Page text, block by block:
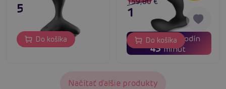
51,80 €
Do košíka 02 dní 13 hodín
43 minút
127,84 €
Do košíka
Načítať ďalšie produkty